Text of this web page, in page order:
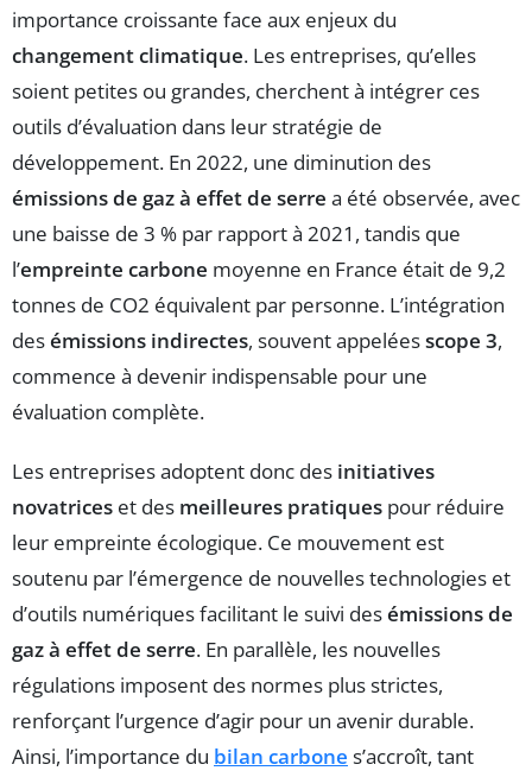
importance croissante face aux enjeux du
changement climatique. Les entreprises, qu’elles
soient petites ou grandes, cherchent à intégrer ces
outils d’évaluation dans leur stratégie de
développement. En 2022, une diminution des
émissions de gaz à effet de serre a été observée, avec
une baisse de 3 % par rapport à 2021, tandis que
l’empreinte carbone moyenne en France était de 9,2
tonnes de CO2 équivalent par personne. L’intégration
desémissions indirectes, souvent appeléesscope 3,
commence à devenir indispensable pour une
évaluation complète.
Les entreprises adoptent donc des initiatives
novatrices et des meilleures pratiques pour réduire
leur empreinte écologique. Ce mouvement est
soutenu par l’émergence de nouvelles technologies et
d’outils numériques facilitant le suivi desémissions de
gaz à effet de serre. En parallèle, les nouvelles
régulations imposent des normes plus strictes,
renforçant l’urgence d’agir pour un avenir durable.
Ainsi, l’importance du bilan carbone s’accroît, tant